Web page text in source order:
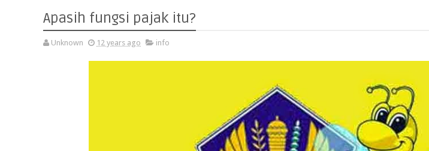
Apasih fungsi pajak itu?
Unknown 12 years ago info